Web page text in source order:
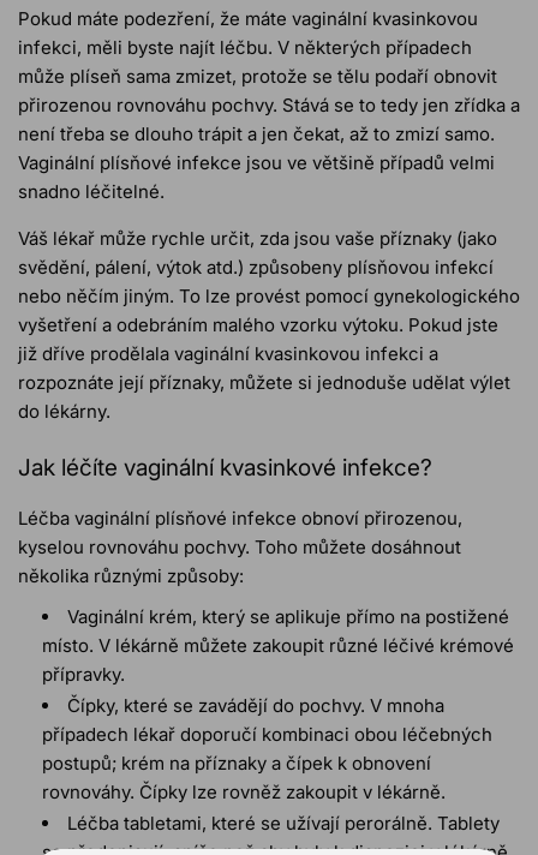
Pokud máte podezření, že máte vaginální kvasinkovou
infekci, měli byste najít léčbu. V některých případech
může plíseň sama zmizet, protože se tělu podaří obnovit
přirozenou rovnováhu pochvy. Stává se to tedy jen zřídka a
není třeba se dlouho trápit a jen čekat, až to zmizí samo.
Vaginální plísňové infekce jsou ve většině případů velmi
snadno léčitelné.
Váš lékař může rychle určit, zda jsou vaše příznaky (jako
svědění, pálení, výtok atd.) způsobeny plísňovou infekcí
nebo něčím jiným. To lze provést pomocí gynekologického
vyšetření a odebráním malého vzorku výtoku. Pokud jste
již dříve prodělala vaginální kvasinkovou infekci a
rozpoznáte její příznaky, můžete si jednoduše udělat výlet
do lékárny.
Jak léčíte vaginální kvasinkové infekce?
Léčba vaginální plísňové infekce obnoví přirozenou,
kyselou rovnováhu pochvy. Toho můžete dosáhnout
několika různými způsoby:
Vaginální krém, který se aplikuje přímo na postižené
místo. V lékárně můžete zakoupit různé léčivé krémové
přípravky.
Čípky, které se zavádějí do pochvy. V mnoha
případech lékař doporučí kombinaci obou léčebných
postupů; krém na příznaky a čípek k obnovení
rovnováhy. Čípky lze rovněž zakoupit v lékárně.
Léčba tabletami, které se užívají perorálně. Tablety